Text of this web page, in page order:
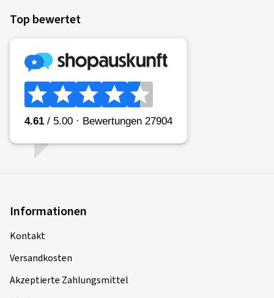
Top bewertet
Informationen
Kontakt
Versandkosten
Akzeptierte Zahlungsmittel